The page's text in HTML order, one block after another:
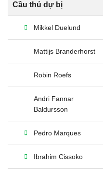
Cầu thủ dự bị
Mikkel Duelund
Mattijs Branderhorst
Robin Roefs
Andri Fannar
Baldursson
Pedro Marques
Ibrahim Cissoko